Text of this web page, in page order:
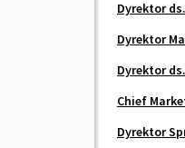
Dyrektor
Dyrektor
Dyrektor
Chief
Dyrektor